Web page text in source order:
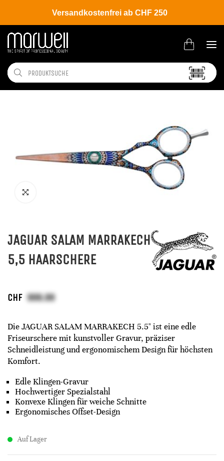
Versandkostenfrei ab CHF 250
Shop Brands Jaguar White Line
JAGUAR SALAM MARRAKECH
5,5 HAARSCHERE
CHF
Die JAGUAR SALAM MARRAKECH 5.5" ist eine edle
Friseurschere mit kunstvoller Gravur, präziser
Schneidleistung und ergonomischem Design für höchsten
Komfort.
Edle Klingen-Gravur
Hochwertiger Spezialstahl
Konvexe Klingen für weiche Schnitte
Ergonomisches Offset-Design
Auf Lager